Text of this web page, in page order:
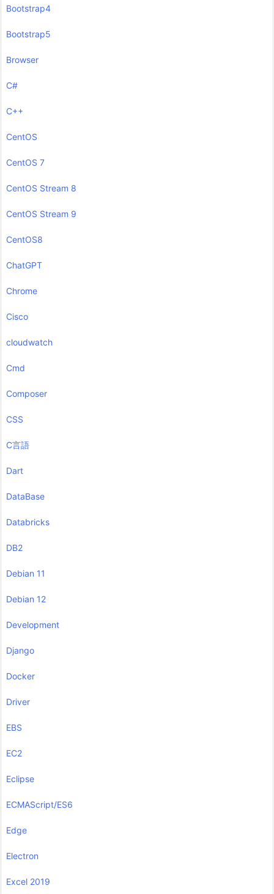
Bootstrap4
Bootstrap5
Browser
C#
C++
CentOS
CentOS 7
CentOS Stream 8
CentOS Stream 9
CentOS8
ChatGPT
Chrome
Cisco
cloudwatch
Cmd
Composer
CSS
C言語
Dart
DataBase
Databricks
DB2
Debian 11
Debian 12
Development
Django
Docker
Driver
EBS
EC2
Eclipse
ECMAScript/ES6
Edge
Electron
Excel 2019